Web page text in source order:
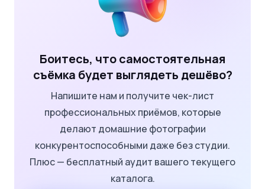
Боитесь, что самостоятельная
съёмка будет выглядеть дешёво?
Напишите нам и получите чек-лист
профессиональных приёмов, которые
делают домашние фотографии
конкурентоспособными даже без студии.
Плюс — бесплатный аудит вашего текущего
каталога.